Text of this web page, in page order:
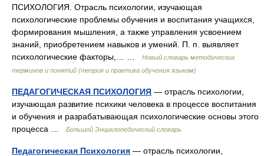
ПСИХОЛОГИЯ. Отрасль психологии, изучающая
психологические проблемы обучения и воспитания учащихся,
формирования мышления, а также управления усвоением
знаний, приобретением навыков и умений. П. п. выявляет
психологические факторы,… …
Новый словарь методических
терминов и понятий (теория и практика обучения языкам)
ПЕДАГОГИЧЕСКАЯ ПСИХОЛОГИЯ — отрасль психологии,
изучающая развитие психики человека в процессе воспитания
и обучения и разрабатывающая психологические основы этого
процесса …
Большой Энциклопедический словарь
Педагогическая Психология — отрасль психологии,